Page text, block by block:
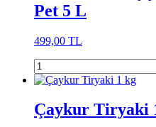
Pet 5 L
499,00 TL
Çaykur Tiryaki